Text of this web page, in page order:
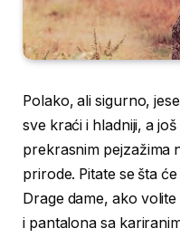
Polako, ali sigurno,
sve kraći i hladniji, a
prekrasnim pejzažima
prirode. Pitate se šta
Drage dame, ako
i pantalona sa